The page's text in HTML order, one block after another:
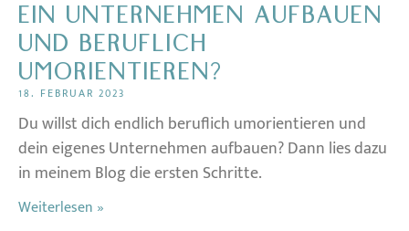
EIN UNTERNEHMEN AUFBAUEN
UND BERUFLICH
UMORIENTIEREN?
18. FEBRUAR 2023
Du willst dich endlich beruflich umorientieren und
dein eigenes Unternehmen aufbauen? Dann lies dazu
in meinem Blog die ersten Schritte.
Weiterlesen »